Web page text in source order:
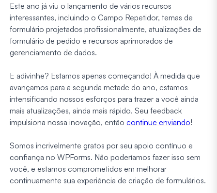
Este ano já viu o lançamento de vários recursos
interessantes, incluindo o Campo Repetidor, temas de
formulário projetados profissionalmente, atualizações de
formulário de pedido e recursos aprimorados de
gerenciamento de dados.
E adivinhe? Estamos apenas começando! À medida que
avançamos para a segunda metade do ano, estamos
intensificando nossos esforços para trazer a você ainda
mais atualizações, ainda mais rápido. Seu feedback
impulsiona nossa inovação, então continue enviando!
Somos incrivelmente gratos por seu apoio contínuo e
confiança no WPForms. Não poderíamos fazer isso sem
você, e estamos comprometidos em melhorar
continuamente sua experiência de criação de formulários.